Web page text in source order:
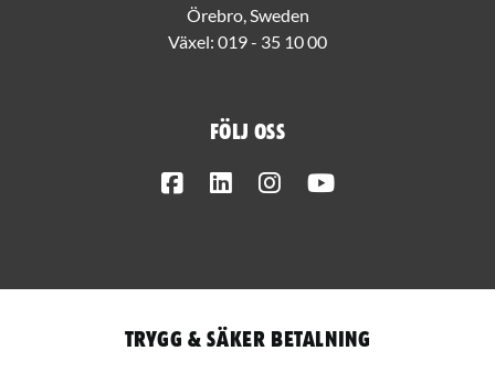
Örebro, Sweden
Växel: 019 - 35 10 00
Följ oss
FacebookLinkedInInstagram
Trygg & säker betalning